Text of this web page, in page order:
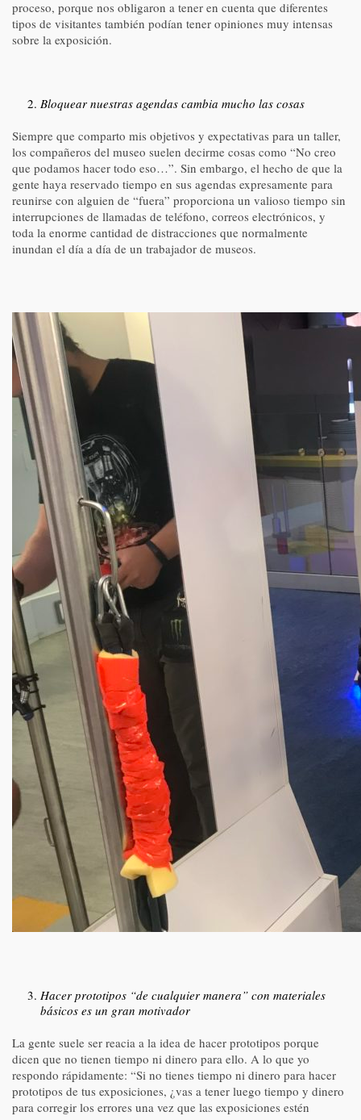
proceso, porque nos obligaron a tener en cuenta que diferentes
tipos de visitantes también podían tener opiniones muy intensas
sobre la exposición.
Bloquear nuestras agendas cambia mucho las cosas
Siempre que comparto mis objetivos y expectativas para un taller,
los compañeros del museo suelen decirme cosas como “No creo
que podamos hacer todo eso…”. Sin embargo, el hecho de que la
gente haya reservado tiempo en sus agendas expresamente para
reunirse con alguien de “fuera” proporciona un valioso tiempo sin
interrupciones de llamadas de teléfono, correos electrónicos, y
toda la enorme cantidad de distracciones que normalmente
inundan el día a día de un trabajador de museos.
Hacer prototipos “de cualquier manera” con materiales
básicos es un gran motivador
La gente suele ser reacia a la idea de hacer prototipos porque
dicen que no tienen tiempo ni dinero para ello. A lo que yo
respondo rápidamente: “Si no tienes tiempo ni dinero para hacer
prototipos de tus exposiciones, ¿vas a tener luego tiempo y dinero
para corregir los errores una vez que las exposiciones estén